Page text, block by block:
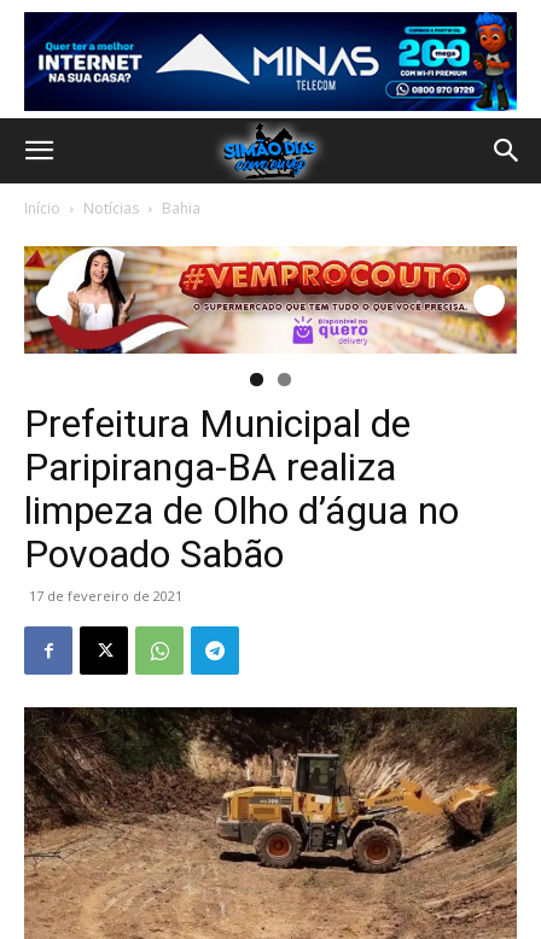
Início Notícias Bahia
Prefeitura Municipal de
Paripiranga-BA realiza
limpeza de Olho d’água no
Povoado Sabão
17 de fevereiro de 2021